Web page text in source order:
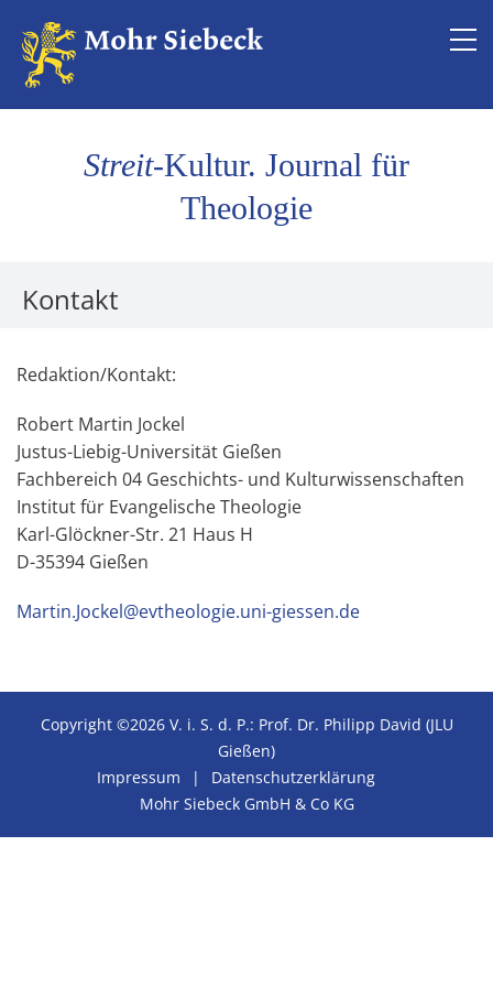
Redaktion/Disclaimer
Kontakt
Streit-Kultur. Journal für
Theologie
Kontakt
Redaktion/Kontakt:
Robert Martin Jockel
Justus-Liebig-Universität Gießen
Fachbereich 04 Geschichts- und Kulturwissenschaften
Institut für Evangelische Theologie
Karl-Glöckner-Str. 21 Haus H
D-35394 Gießen
Martin.Jockel@evtheologie.uni-giessen.de
Copyright ©2026 V. i. S. d. P.: Prof. Dr. Philipp David (JLU
Gießen)
Impressum
Datenschutzerklärung
Mohr Siebeck GmbH & Co KG